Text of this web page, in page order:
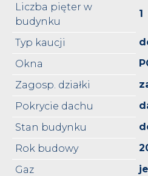
Liczba pięter w
budynku
1
Typ kaucji
Okna
Zagosp. działki
Pokrycie dachu
Stan budynku
Rok budowy
Gaz